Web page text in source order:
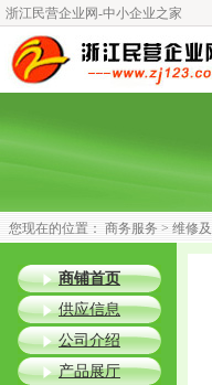
浙江民营企业网-中小企业之家
您现在的位置： 商务服务 > 维修
商铺首页
供应信息
公司介绍
产品展厅